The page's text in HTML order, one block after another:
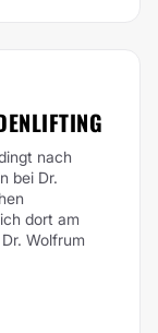
nach
bei Dr.
dort am
Wolfrum